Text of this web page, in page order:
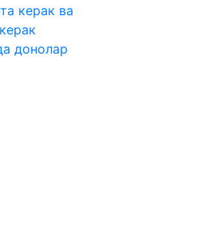
керак ва
донолар